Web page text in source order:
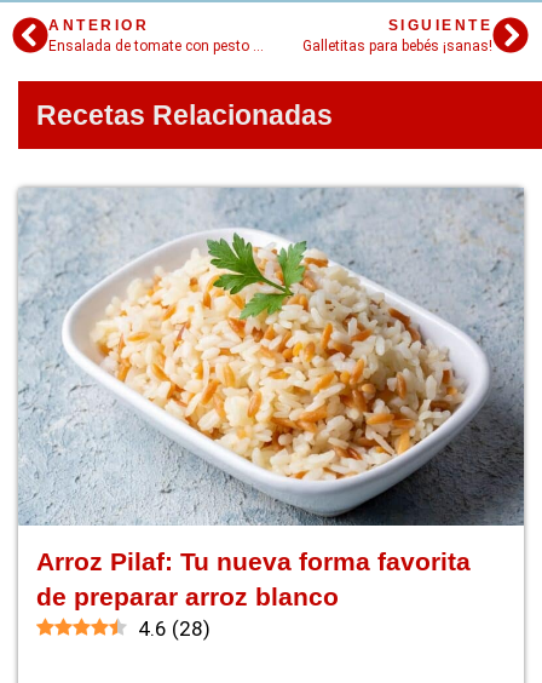
ANTERIOR
Ensalada de tomate con pesto de menta
SIGUIENTE
Galletitas para bebés ¡sanas!
Recetas Relacionadas
Arroz Pilaf: Tu nueva forma favorita
de preparar arroz blanco
4.6 (28)